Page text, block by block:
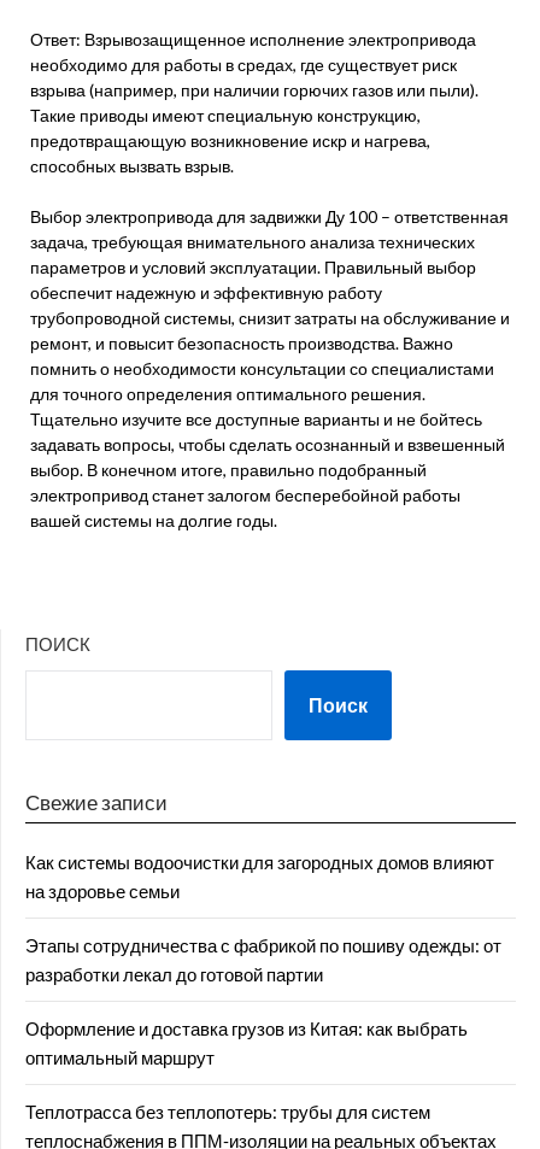
Ответ: Взрывозащищенное исполнение электропривода
необходимо для работы в средах, где существует риск
взрыва (например, при наличии горючих газов или пыли).
Такие приводы имеют специальную конструкцию,
предотвращающую возникновение искр и нагрева,
способных вызвать взрыв.
Выбор электропривода для задвижки Ду 100 – ответственная
задача, требующая внимательного анализа технических
параметров и условий эксплуатации. Правильный выбор
обеспечит надежную и эффективную работу
трубопроводной системы, снизит затраты на обслуживание и
ремонт, и повысит безопасность производства. Важно
помнить о необходимости консультации со специалистами
для точного определения оптимального решения.
Тщательно изучите все доступные варианты и не бойтесь
задавать вопросы, чтобы сделать осознанный и взвешенный
выбор. В конечном итоге, правильно подобранный
электропривод станет залогом бесперебойной работы
вашей системы на долгие годы.
ПОИСК
Поиск
Свежие записи
Как системы водоочистки для загородных домов влияют
на здоровье семьи
Этапы сотрудничества с фабрикой по пошиву одежды: от
разработки лекал до готовой партии
Оформление и доставка грузов из Китая: как выбрать
оптимальный маршрут
Теплотрасса без теплопотерь: трубы для систем
теплоснабжения в ППМ‑изоляции на реальных объектах